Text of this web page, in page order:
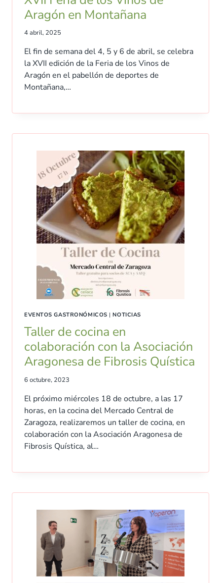
Aragón en Montañana
4 abril, 2025
El fin de semana del 4, 5 y 6 de abril, se celebra
la XVII edición de la Feria de los Vinos de
Aragón en el pabellón de deportes de
Montañana,…
EVENTOS GASTRONÓMICOS |NOTICIAS
Taller de cocina en
colaboración con la Asociación
Aragonesa de Fibrosis Quística
6 octubre, 2023
El próximo miércoles 18 de octubre, a las 17
horas, en la cocina del Mercado Central de
Zaragoza, realizaremos un taller de cocina, en
colaboración con la Asociación Aragonesa de
Fibrosis Quística, al…